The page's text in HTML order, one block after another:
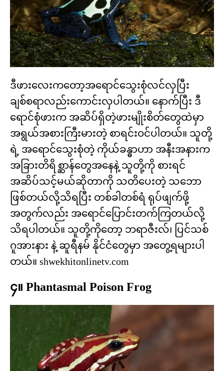
ဒီဖားလေးကတော့အရောင်သွေးစုံလင်လှပြီး
ချစ်စရာလည်းကောင်းလှပါတယ်။ နောက်ပြီး ဒီ
ရောင်စုံဖားက အဆိပ်ရှိတဲ့ဖားမျိုးစိတ်တွေထဲမှာ
အရွယ်အစားကြီးမားတဲ့ စာရင်းဝင်ပါတယ်။ သူတို့
ရဲ့ အရောင်သွေးစုံတဲ့ ကိုယ်ခန္ဓာဟာ အနီးအနားက
အခြားတိရိစ္ဆာန်တွေအနေနဲ့ သူတို့ကို စားရင်
အဆိပ်သင့်မယ်ဆိုတာကို သတိပေးတဲ့ သဘော
ဖြစ်တယ်လို့သိရပြီး တစ်ခါတစ်ရံ ရုပ်ဖျက်ဖို့
အတွက်လည်း အရောင်ပြောင်းတက်ကြတယ်လို့
သိရပါတယ်။ သူတို့ကိုတော့ ဘရာဇီးလ်၊ ပြင်သစ်
ဂူအားနား နဲ့ ဆူရီနမ် နိုင်ငံတွေမှာ အတွေ့ရများပါ
တယ်။ shwekhitonlinetv.com
၄။ Phantasmal Poison Frog